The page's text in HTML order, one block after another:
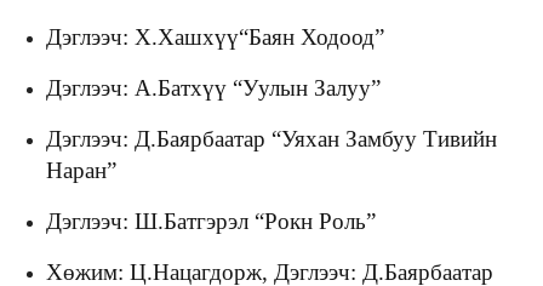
Дэглээч: Х.Хашхүү“Баян Ходоод”
Дэглээч: А.Батхүү “Уулын Залуу”
Дэглээч: Д.Баярбаатар “Уяхан Замбуу Тивийн
Наран”
Дэглээч: Ш.Батгэрэл “Рокн Роль”
Хөжим: Ц.Нацагдорж, Дэглээч: Д.Баярбаатар